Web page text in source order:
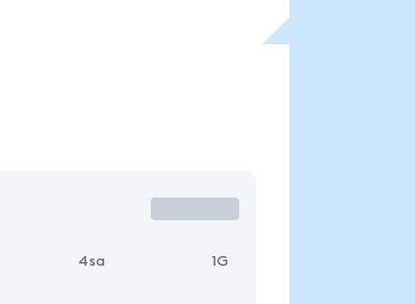
4sa 1G